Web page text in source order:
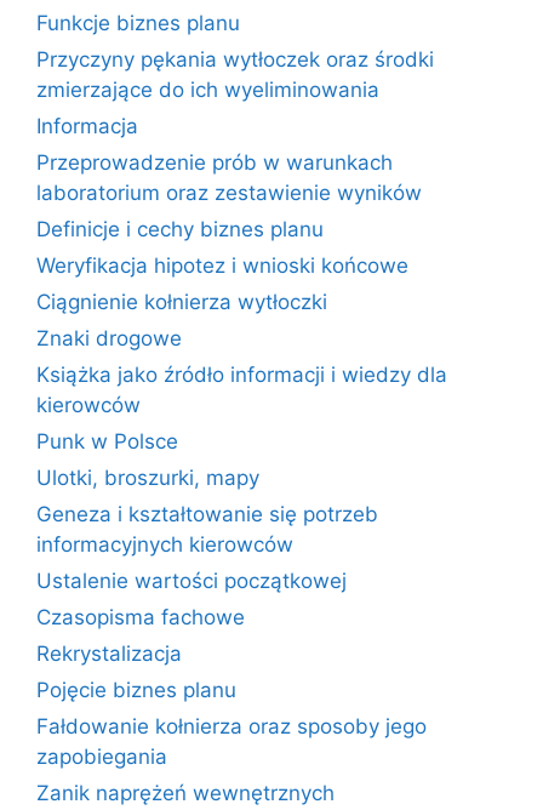
Funkcje biznes planu
Przyczyny pękania wytłoczek oraz środki
zmierzające do ich wyeliminowania
Informacja
Przeprowadzenie prób w warunkach
laboratorium oraz zestawienie wyników
Definicje i cechy biznes planu
Weryfikacja hipotez i wnioski końcowe
Ciągnienie kołnierza wytłoczki
Znaki drogowe
Książka jako źródło informacji i wiedzy dla
kierowców
Punk w Polsce
Ulotki, broszurki, mapy
Geneza i kształtowanie się potrzeb
informacyjnych kierowców
Ustalenie wartości początkowej
Czasopisma fachowe
Rekrystalizacja
Pojęcie biznes planu
Fałdowanie kołnierza oraz sposoby jego
zapobiegania
Zanik naprężeń wewnętrznych